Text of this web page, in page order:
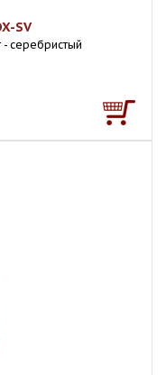
SV
- серебристый